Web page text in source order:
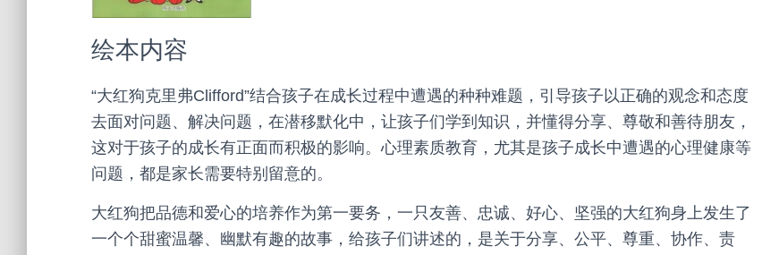
绘本内容
“大红狗克里弗Clifford”结合孩子在成长过程中遭遇的种种难题，引导孩子以正确的观念和态度
去面对问题、解决问题，在潜移默化中，让孩子们学到知识，并懂得分享、尊敬和善待朋友，
这对于孩子的成长有正面而积极的影响。心理素质教育，尤其是孩子成长中遭遇的心理健康等
问题，都是家长需要特别留意的。
大红狗把品德和爱心的培养作为第一要务，一只友善、忠诚、好心、坚强的大红狗身上发生了
一个个甜蜜温馨、幽默有趣的故事，给孩子们讲述的，是关于分享、公平、尊重、协作、责